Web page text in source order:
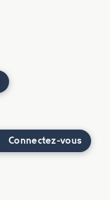
Connectez-vous